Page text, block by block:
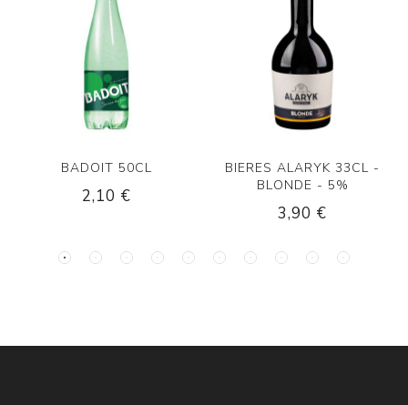
BADOIT 50CL
2,10 €
BIERES ALARYK 33CL -
BLONDE - 5%
3,90 €